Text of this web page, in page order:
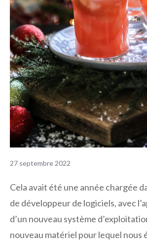
27 septembre 2022
Cela avait été une année chargée
de développeur de logiciels, avec
d’un nouveau système
nouveau matériel pour lequel nous